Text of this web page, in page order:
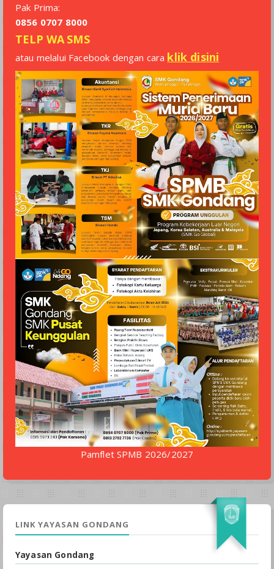
Pak Prima:
0856 0707 8000
TELP WA SMS
atau melalui Facebook dengan cara klik disini
Pamflet SPMB 2026/2027
LINK YAYASAN GONDANG
Yayasan Gondang